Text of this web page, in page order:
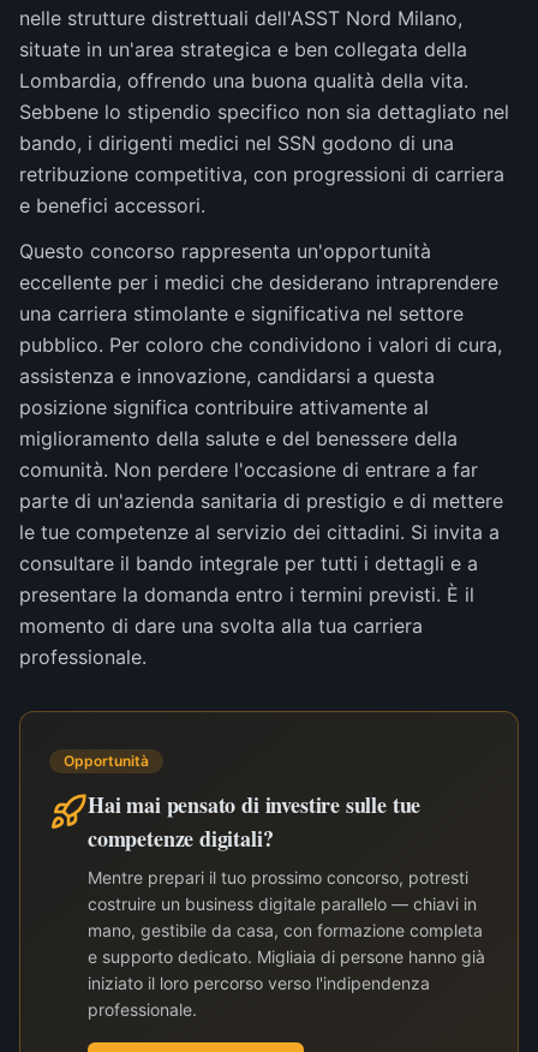
nelle strutture distrettuali dell'ASST Nord Milano,
situate in un'area strategica e ben collegata della
Lombardia, offrendo una buona qualità della vita.
Sebbene lo stipendio specifico non sia dettagliato nel
bando, i dirigenti medici nel SSN godono di una
retribuzione competitiva, con progressioni di carriera
e benefici accessori.
Questo concorso rappresenta un'opportunità
eccellente per i medici che desiderano intraprendere
una carriera stimolante e significativa nel settore
pubblico. Per coloro che condividono i valori di cura,
assistenza e innovazione, candidarsi a questa
posizione significa contribuire attivamente al
miglioramento della salute e del benessere della
comunità. Non perdere l'occasione di entrare a far
parte di un'azienda sanitaria di prestigio e di mettere
le tue competenze al servizio dei cittadini. Si invita a
consultare il bando integrale per tutti i dettagli e a
presentare la domanda entro i termini previsti. È il
momento di dare una svolta alla tua carriera
professionale.
Opportunità
Hai mai pensato di investire sulle tue
competenze digitali?
Mentre prepari il tuo prossimo concorso, potresti
costruire un business digitale parallelo — chiavi in
mano, gestibile da casa, con formazione completa
e supporto dedicato. Migliaia di persone hanno già
iniziato il loro percorso verso l'indipendenza
professionale.